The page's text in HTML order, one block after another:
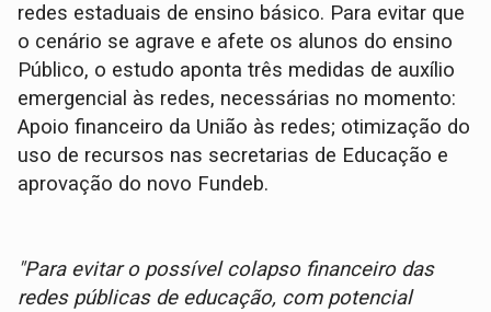
redes estaduais de ensino básico. Para evitar que
o cenário se agrave e afete os alunos do ensino
Público, o estudo aponta três medidas de auxílio
emergencial às redes, necessárias no momento:
Apoio financeiro da União às redes; otimização do
uso de recursos nas secretarias de Educação e
aprovação do novo Fundeb.
"Para evitar o possível colapso financeiro das
redes públicas de educação, com potencial